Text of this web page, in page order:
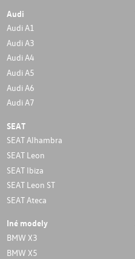
Audi
Audi A1
Audi A3
Audi A4
Audi A5
Audi A6
Audi A7
SEAT
SEAT Alhambra
SEAT Leon
SEAT Ibiza
SEAT Leon ST
SEAT Ateca
Iné modely
BMW X3
BMW X5